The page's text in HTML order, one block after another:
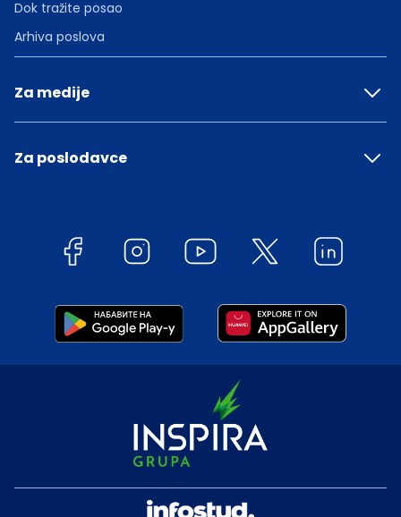
Dok tražite posao
Arhiva poslova
Za medije
Za poslodavce